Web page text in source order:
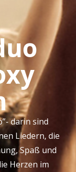
darin sind
Liedern, die
Spaß und
Herzen im